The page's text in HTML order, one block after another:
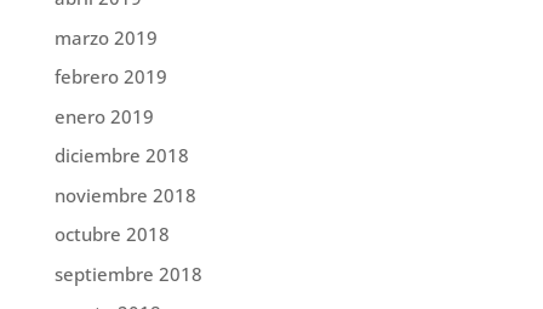
marzo 2019
febrero 2019
enero 2019
diciembre 2018
noviembre 2018
octubre 2018
septiembre 2018